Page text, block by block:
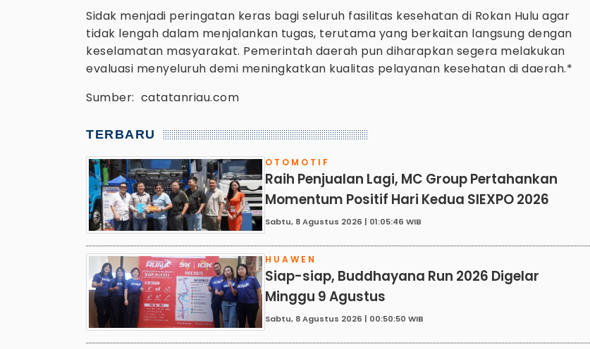
Sidak menjadi peringatan keras bagi seluruh fasilitas kesehatan di Rokan Hulu agar
tidak lengah dalam menjalankan tugas, terutama yang berkaitan langsung dengan
keselamatan masyarakat. Pemerintah daerah pun diharapkan segera melakukan
evaluasi menyeluruh demi meningkatkan kualitas pelayanan kesehatan di daerah.*
Sumber: catatanriau.com
TERBARU
OTOMOTIF
Raih Penjualan Lagi, MC Group Pertahankan
Momentum Positif Hari Kedua SIEXPO 2026
Sabtu, 8 Agustus 2026 | 01:05:46 WIB
HUAWEN
Siap-siap, Buddhayana Run 2026 Digelar
Minggu 9 Agustus
Sabtu, 8 Agustus 2026 | 00:50:50 WIB